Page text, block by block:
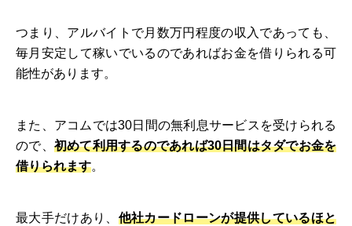
つまり、アルバイトで月数万円程度の収入であっても、
毎月安定して稼いでいるのであればお金を借りられる可
能性があります。
また、アコムでは30日間の無利息サービスを受けられる
ので、 初めて利用するのであれば30日間はタダでお金を
借りられます。
最大手だけあり、 他社カードローンが提供しているほと